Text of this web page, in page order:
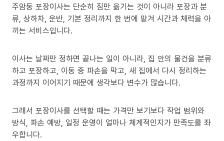
주암동 포장이사는 단순히 짐만 옮기는 것이 아니라 포장과 분
류, 상하차, 운반, 기본 정리까지 한 번에 맡겨 시간과 체력을 아
끼는 서비스입니다.
이사는 날짜만 정하면 끝나는 일이 아니라, 집 안의 물건을 분류
하고 포장하고, 이동 중 파손을 막고, 새 집에서 다시 정리하는
과정까지 이어지기 때문에 생각보다 변수가 많습니다.
그래서 포장이사를 선택할 때는 가격만 보기보다 작업 범위와
방식, 파손 예방, 일정 운영이 얼마나 체계적인지가 만족도를 좌
우합니다.